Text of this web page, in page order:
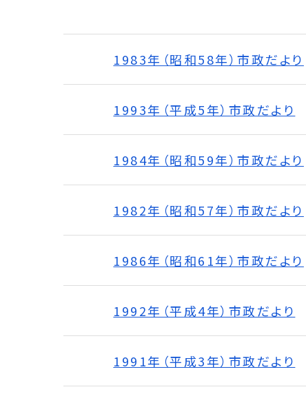
1983年（昭和58年）市政だより
1993年（平成5年）市政だより
1984年（昭和59年）市政だより
1982年（昭和57年）市政だより
1986年（昭和61年）市政だより
1992年（平成4年）市政だより
1991年（平成3年）市政だより